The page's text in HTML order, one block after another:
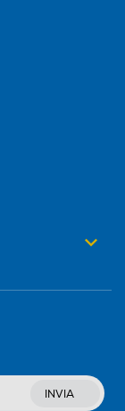
iniziare a
dallo
INVIA